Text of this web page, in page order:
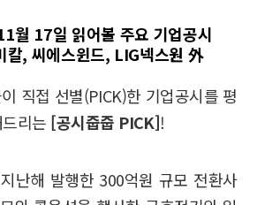
월 17일 읽어볼 주요 기업공시
칼, 씨에스윈드, LIG넥스원 外
직접 선별(PICK)한 기업공시를 평
리는 [공시줍줍 PICK]!
난해 발행한 300억원 규모 전환사